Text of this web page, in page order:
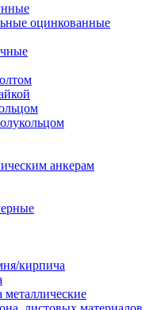
оцинкованные
анкерам
кирпича
металлические